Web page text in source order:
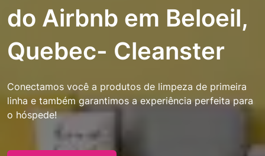
do Airbnb em Beloeil,
Quebec- Cleanster
Conectamos você a produtos de limpeza de primeira
linha e também garantimos a experiência perfeita para
o hóspede!